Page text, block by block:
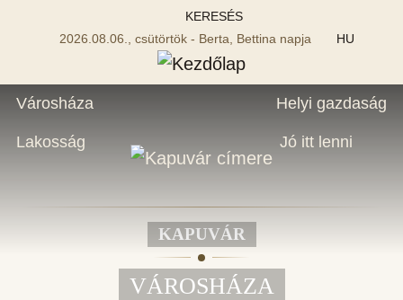
KERESÉS
2026.08.06., csütörtök - Berta, Bettina napja
HU
Városháza
Lakosság
Helyi gazdaság
Jó itt lenni
KAPUVÁR
VÁROSHÁZA